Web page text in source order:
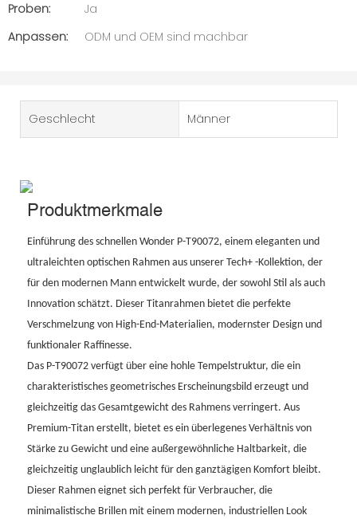
Proben:
Ja
Anpassen:
ODM und OEM sind machbar
Geschlecht Männer
Produktmerkmale
Einführung des schnellen Wonder P-T90072, einem eleganten und
ultraleichten optischen Rahmen aus unserer Tech+ -Kollektion, der
für den modernen Mann entwickelt wurde, der sowohl Stil als auch
Innovation schätzt. Dieser Titanrahmen bietet die perfekte
Verschmelzung von High-End-Materialien, modernster Design und
funktionaler Raffinesse.
Das P-T90072 verfügt über eine hohle Tempelstruktur, die ein
charakteristisches geometrisches Erscheinungsbild erzeugt und
gleichzeitig das Gesamtgewicht des Rahmens verringert. Aus
Premium-Titan erstellt, bietet es ein überlegenes Verhältnis von
Stärke zu Gewicht und eine außergewöhnliche Haltbarkeit, die
gleichzeitig unglaublich leicht für den ganztägigen Komfort bleibt.
Dieser Rahmen eignet sich perfekt für Verbraucher, die
minimalistische Brillen mit einem modernen, industriellen Look